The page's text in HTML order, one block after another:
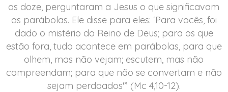
os doze, perguntaram a Jesus o que significavam
as parábolas. Ele disse para eles: ‘Para vocês, foi
dado o mistério do Reino de Deus; para os que
estão fora, tudo acontece em parábolas, para que
olhem, mas não vejam; escutem, mas não
compreendam; para que não se convertam e não
sejam perdoados'” (Mc 4,10-12).